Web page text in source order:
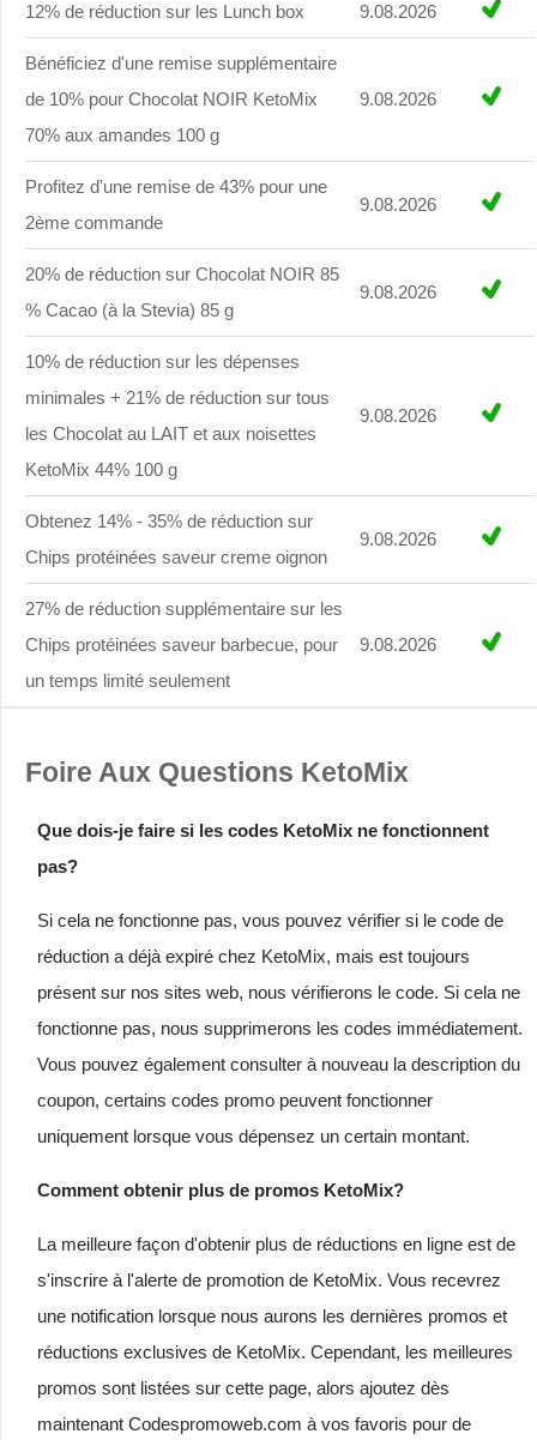
12% de réduction sur les Lunch box 9.08.2026
Bénéficiez d'une remise supplémentaire
de 10% pour Chocolat NOIR KetoMix
70% aux amandes 100 g
9.08.2026
Profitez d'une remise de 43% pour une
2ème commande
9.08.2026
20% de réduction sur Chocolat NOIR 85
% Cacao (à la Stevia) 85 g
9.08.2026
10% de réduction sur les dépenses
minimales + 21% de réduction sur tous
les Chocolat au LAIT et aux noisettes
KetoMix 44% 100 g
9.08.2026
Obtenez 14% - 35% de réduction sur
Chips protéinées saveur creme oignon
9.08.2026
27% de réduction supplémentaire sur les
Chips protéinées saveur barbecue, pour
un temps limité seulement
9.08.2026
Foire Aux Questions KetoMix
Que dois-je faire si les codes KetoMix ne fonctionnent
pas?
Si cela ne fonctionne pas, vous pouvez vérifier si le code de
réduction a déjà expiré chez KetoMix, mais est toujours
présent sur nos sites web, nous vérifierons le code. Si cela ne
fonctionne pas, nous supprimerons les codes immédiatement.
Vous pouvez également consulter à nouveau la description du
coupon, certains codes promo peuvent fonctionner
uniquement lorsque vous dépensez un certain montant.
Comment obtenir plus de promos KetoMix?
La meilleure façon d'obtenir plus de réductions en ligne est de
s'inscrire à l'alerte de promotion de KetoMix. Vous recevrez
une notification lorsque nous aurons les dernières promos et
réductions exclusives de KetoMix. Cependant, les meilleures
promos sont listées sur cette page, alors ajoutez dès
maintenant Codespromoweb.com à vos favoris pour de